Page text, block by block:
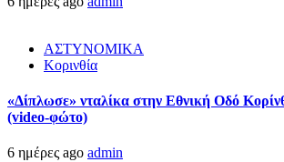
ΑΣΤΥΝΟΜΙΚΑ
Κορινθία
«Δίπλωσε» νταλίκα στην Εθνική Oδό
(video-φώτο)
6 ημέρες ago admin